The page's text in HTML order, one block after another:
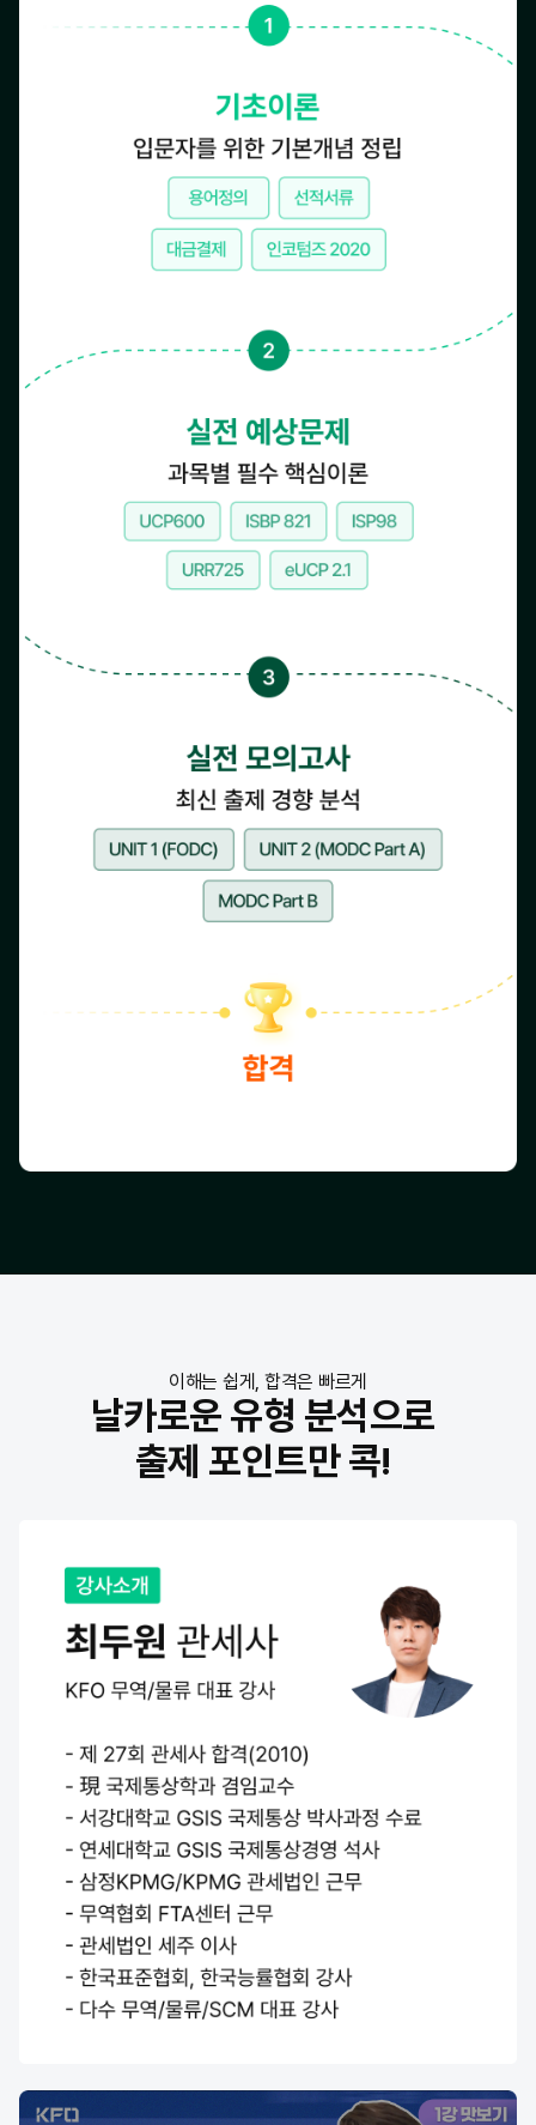
이해는 쉽게, 합격은 빠르게
날카로운 유형 분석으로
출제 포인트만 콕!